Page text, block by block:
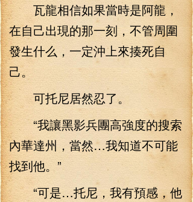
瓦龍相信如果當時是阿龍，
在自己出現的那一刻，不管周圍
發生什么，一定沖上來揍死自
己。
可托尼居然忍了。
“我讓黑影兵團高強度的搜索
內華達州，當然…我知道不可能
找到他。”
“可是…托尼，我有預感，他